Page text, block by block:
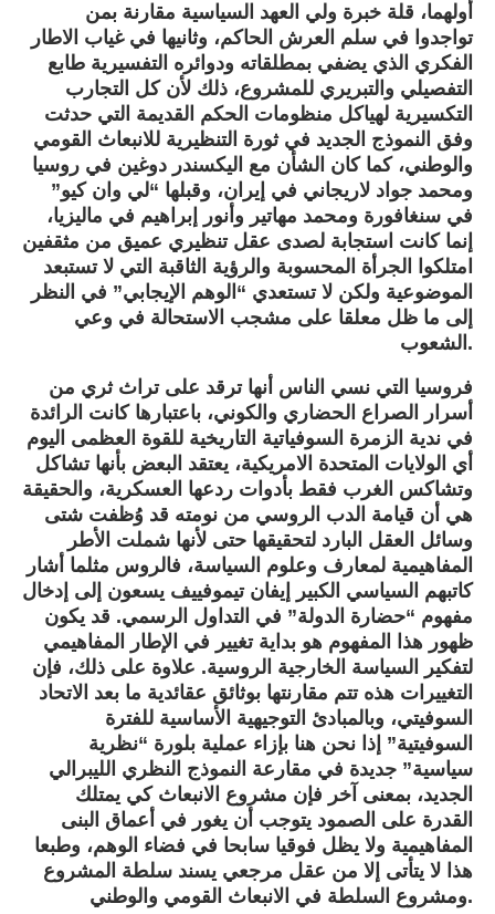
أولهما، قلة خبرة ولي العهد السياسية مقارنة بمن
تواجدوا في سلم العرش الحاكم، وثانيها في غياب الاطار
الفكري الذي يضفي بمطلقاته ودوائره التفسيرية طابع
التفصيلي والتبريري للمشروع، ذلك لأن كل التجارب
التكسيرية لهياكل منظومات الحكم القديمة التي حدثت
وفق النموذج الجديد في ثورة التنظيرية للانبعاث القومي
والوطني، كما كان الشأن مع اليكسندر دوغين في روسيا
ومحمد جواد لاريجاني في إيران، وقبلها “لي وان كيو”
في سنغافورة ومحمد مهاتير وأنور إبراهيم في ماليزيا،
إنما كانت استجابة لصدى عقل تنظيري عميق من مثقفين
امتلكوا الجرأة المحسوبة والرؤية الثاقبة التي لا تستبعد
الموضوعية ولكن لا تستعدي “الوهم الإيجابي” في النظر
إلى ما ظل معلقا على مشجب الاستحالة في وعي
الشعوب.
فروسيا التي نسي الناس أنها ترقد على تراث ثري من
أسرار الصراع الحضاري والكوني، باعتبارها كانت الرائدة
في ندية الزمرة السوفياتية التاريخية للقوة العظمى اليوم
أي الولايات المتحدة الامريكية، يعتقد البعض بأنها تشاكل
وتشاكس الغرب فقط بأدوات ردعها العسكرية، والحقيقة
هي أن قيامة الدب الروسي من نومته قد وُظفت شتى
وسائل العقل البارد لتحقيقها حتى لأنها شملت الأطر
المفاهيمية لمعارف وعلوم السياسة، فالروس مثلما أشار
كاتبهم السياسي الكبير إيفان تيموفييف يسعون إلى إدخال
مفهوم “حضارة الدولة” في التداول الرسمي. قد يكون
ظهور هذا المفهوم هو بداية تغيير في الإطار المفاهيمي
لتفكير السياسة الخارجية الروسية. علاوة على ذلك، فإن
التغييرات هذه تتم مقارنتها بوثائق عقائدية ما بعد الاتحاد
السوفيتي، وبالمبادئ التوجيهية الأساسية للفترة
السوفيتية” إذا نحن هنا بإزاء عملية بلورة “نظرية
سياسية” جديدة في مقارعة النموذج النظري الليبرالي
الجديد، بمعنى آخر فإن مشروع الانبعاث كي يمتلك
القدرة على الصمود يتوجب أن يغور في أعماق البنى
المفاهيمية ولا يظل فوقيا سابحا في فضاء الوهم، وطبعا
هذا لا يتأتى إلا من عقل مرجعي يسند سلطة المشروع
ومشروع السلطة في الانبعاث القومي والوطني.